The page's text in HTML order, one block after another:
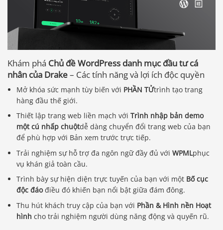
Khám phá Chủ đề WordPress danh mục đầu tư cá
nhân của Drake– Các tính năng và lợi ích độc quyền
Mở khóa sức mạnh tùy biến với PHẦN TỬtrình tạo trang
hàng đầu thế giới.
Thiết lập trang web liền mạch vớiTrình nhập bản demo
một cú nhấp chuộtdễ dàng chuyển đổi trang web của bạn
để phù hợp với Bản xem trước trực tiếp.
Trải nghiệm sự hỗ trợ đa ngôn ngữ đầy đủ vớiWPMLphục
vụ khán giả toàn cầu.
Trình bày sự hiện diện trực tuyến của bạn với một Bố cục
độc đáođiều đó khiến bạn nổi bật giữa đám đông.
Thu hút khách truy cập của bạn với Phần & Hình nền Hoạt
hình cho trải nghiệm người dùng năng động và quyến rũ.